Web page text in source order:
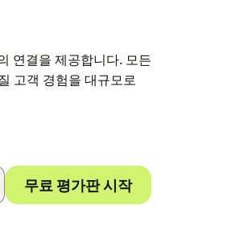
연결을 제공합니다. 모든
고객 경험을 대규모로
무료 평가판 시작